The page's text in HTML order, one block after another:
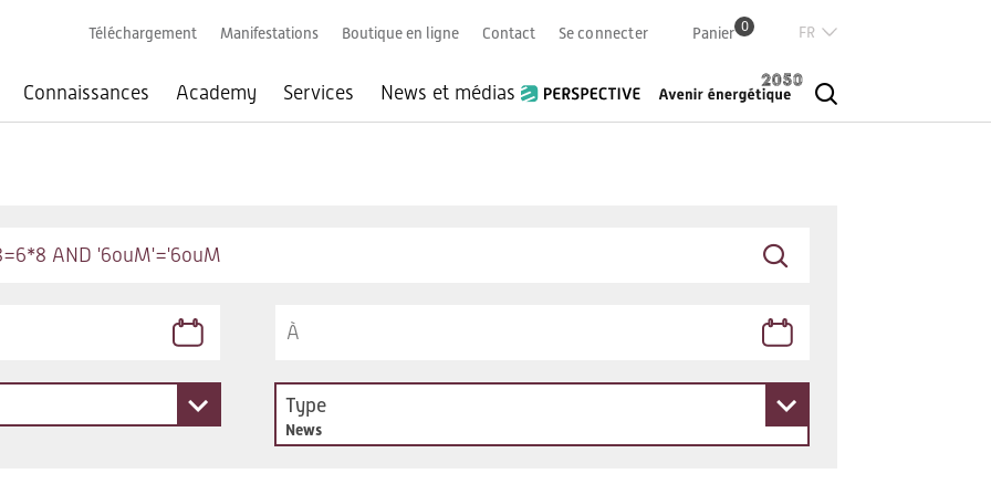
Connaissances Academy Services News et médias
Téléchargement Manifestations Boutique en ligne Contact Se connecter Panier 0
English
Type
News